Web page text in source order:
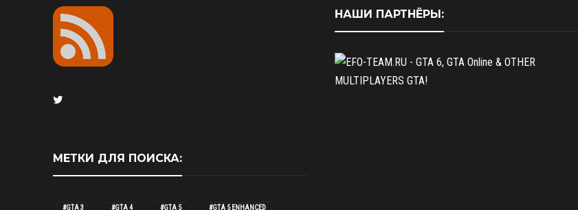
МЕТКИ ДЛЯ ПОИСКА:
#GTA 3 #GTA 4 #GTA 5 #GTA 5 ENHANCED
НАШИ ПАРТНЁРЫ: